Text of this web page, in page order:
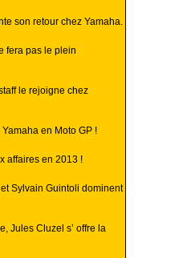
son retour chez Yamaha.
fera pas le plein
le rejoigne chez
en Moto GP !
affaires en 2013 !
Sylvain Guintoli dominent
Jules Cluzel s’ offre la